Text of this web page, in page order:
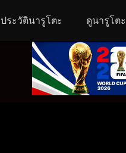
ประวัตินารูโตะ ดูนารูโตะ